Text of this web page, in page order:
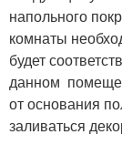
напольного
комнаты
будет
данном
от основания
заливаться